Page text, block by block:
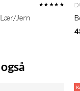
★★★★★
Lær/Jern